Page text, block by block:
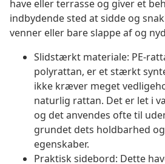
have eller terrasse og giver et
indbydende sted at sidde og
venner eller bare slappe af og
Slidstærkt materiale: PE-
polyrattan, er et stærkt
ikke kræver meget
naturlig rattan. Det er let i
og det anvendes ofte til
grundet dets holdbarhed
egenskaber.
Praktisk sidebord: Dette